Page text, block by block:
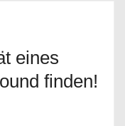
eines
finden!